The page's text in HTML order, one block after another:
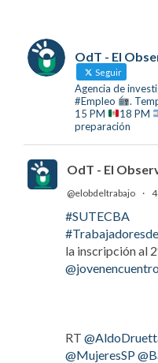
OdT - El
Seguir
Agencia de
#Empleo
.
15 PM
18 PM
preparación
OdT - El
@elobdeltrabajo ·
#SUTECBA
la inscripción al
@jovenencuentro
RT
@MujeresSP